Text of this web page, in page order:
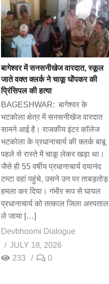
बागेश्वर में सनसनीखेज वारदात, स्कूल
जाते वक्त क्लर्क ने चाकू घोंपकर की
प्रिंसिपल की हत्या
BAGESHWAR: बागेश्वर के
भटकोला क्षेत्र में सनसनीखेज वारदात
सामने आई है। राजकीय इंटर कॉलेज
भटकोला के प्रधानाचार्य की क्लर्क बाबू
पहले से रास्ते में चाकू लेकर खड़ा था।
जैसे ही 55 वर्षीय प्रधानाचार्य दयानंद
टम्टा वहां पहुंचे, उसने उन पर ताबड़तोड़
हमला कर दिया। गंभीर रूप से घायल
प्रधानाचार्य को तत्काल जिला अस्पताल
ले जाया […]
Devbhoomi Dialogue
JULY 18, 2026
233
0